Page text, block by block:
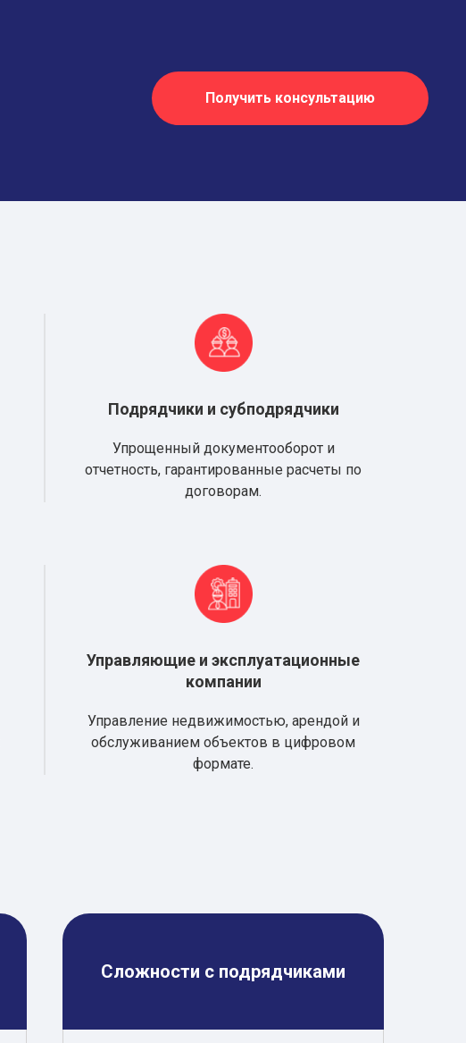
Получить консультацию
Подрядчики и субподрядчики
Упрощенный документооборот и
отчетность, гарантированные расчеты по
договорам.
Управляющие и эксплуатационные
компании
Управление недвижимостью, арендой и
обслуживанием объектов в цифровом
формате.
Сложности с подрядчиками